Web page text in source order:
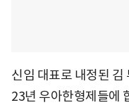
신임 대표로 내정된
23년 우아한형제들에